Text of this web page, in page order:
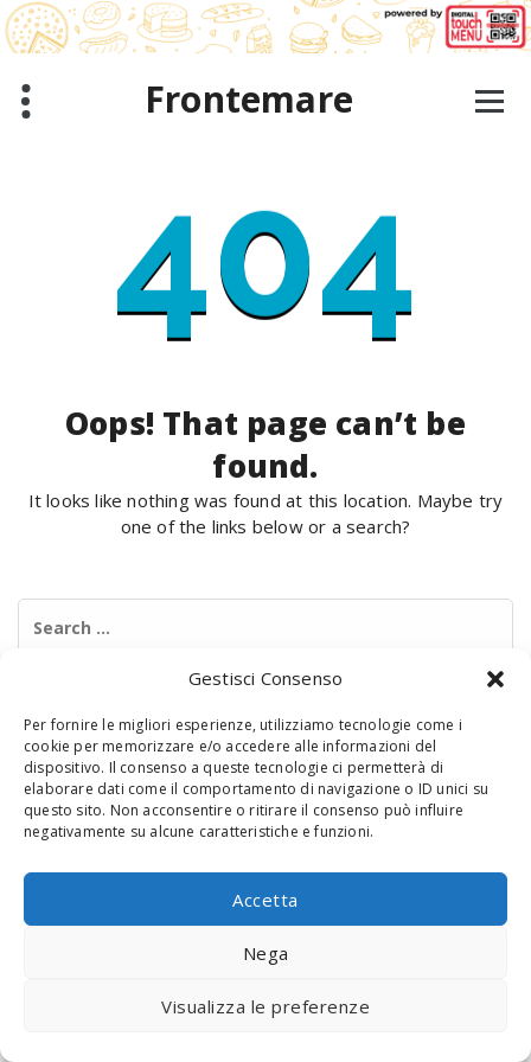
Gestisci Consenso
Per fornire le migliori esperienze, utilizziamo tecnologie come i
cookie per memorizzare e/o accedere alle informazioni del
dispositivo. Il consenso a queste tecnologie ci permetterà di
elaborare dati come il comportamento di navigazione o ID unici su
questo sito. Non acconsentire o ritirare il consenso può influire
negativamente su alcune caratteristiche e funzioni.
Accetta
Nega
Visualizza le preferenze
Skip
to
content
Frontemare
404
Oops! That page can’t be
found.
It looks like nothing was found at this location. Maybe try
one of the links below or a search?
© 2020 Digital Touch Menu. Menu realizzato da